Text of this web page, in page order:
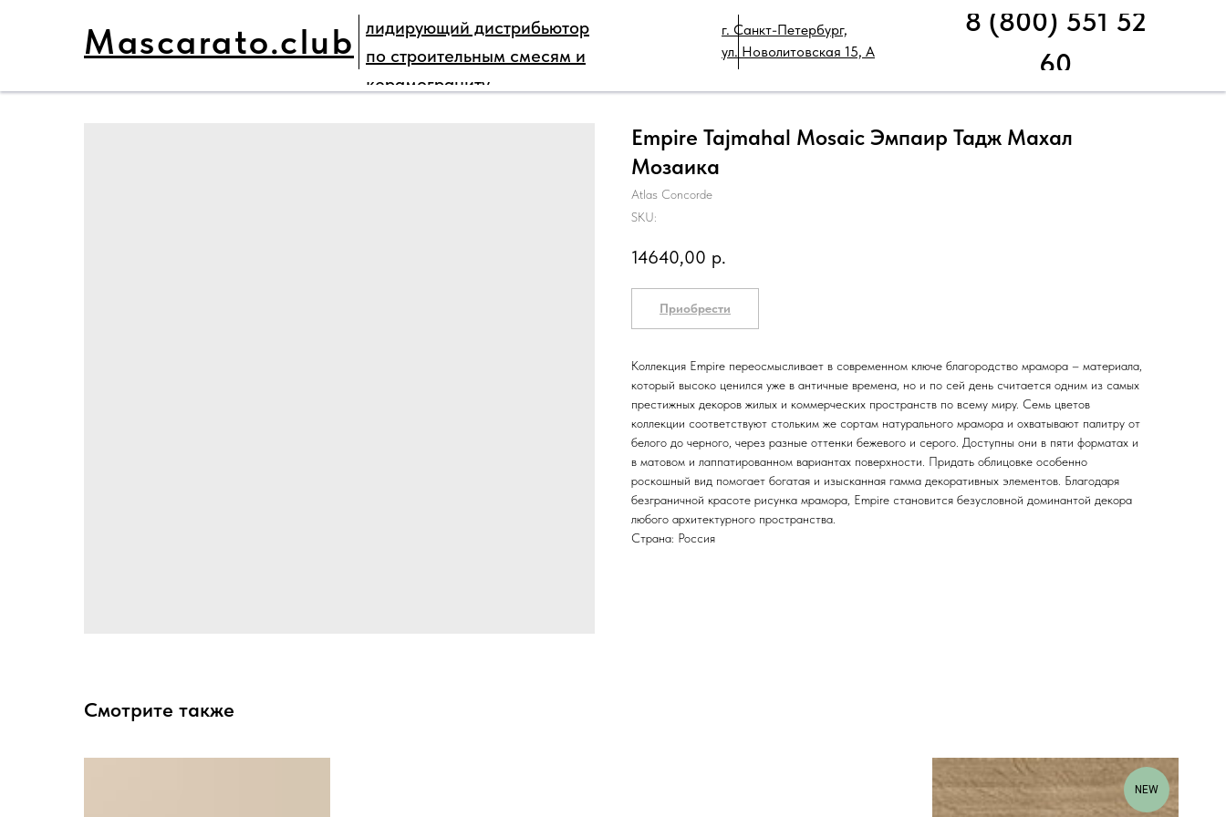
ГЛАВНАЯ НАШИ ПРОЕКТЫ ПАРТНЕРЫ ДЛЯ ПРОФЕССИОНАЛОВ КАТАЛОГ ТЕХНИЧЕСКАЯ ПОДДЕРЖКА
РАСПРОДАЖА
КОНТАКТЫ
8 (800) 551 52
60
Mascarato.club
лидирующий дистрибьютор
по строительным смесям и
керамограниту
г. Санкт-Петербург,
ул. Новолитовская 15, А
Empire Tajmahal Mosaic Эмпаир Тадж Махал
Мозаика
Atlas Concorde
SKU:
14640,00 р.
Приобрести
Коллекция Empire переосмысливает в современном ключе благородство мрамора – материала,
который высоко ценился уже в античные времена, но и по сей день считается одним из самых
престижных декоров жилых и коммерческих пространств по всему миру. Семь цветов
коллекции соответствуют стольким же сортам натурального мрамора и охватывают палитру от
белого до черного, через разные оттенки бежевого и серого. Доступны они в пяти форматах и
в матовом и лаппатированном вариантах поверхности. Придать облицовке особенно
роскошный вид помогает богатая и изысканная гамма декоративных элементов. Благодаря
безграничной красоте рисунка мрамора, Empire становится безусловной доминантой декора
любого архитектурного пространства.
Страна: Россия
Смотрите также
NEW